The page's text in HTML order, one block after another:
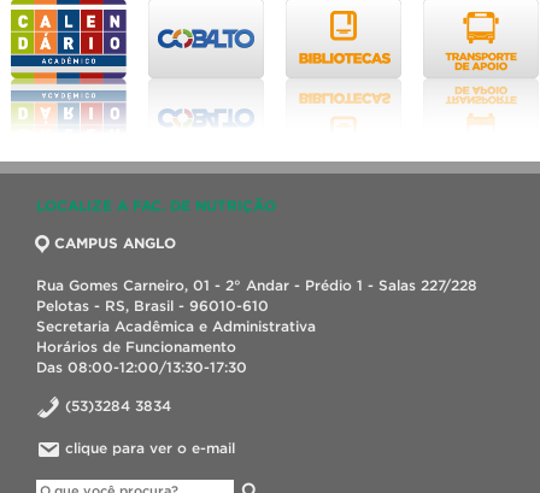
LOCALIZE A FAC. DE NUTRIÇÃO
CAMPUS ANGLO
Rua Gomes Carneiro, 01 - 2° Andar - Prédio 1 - Salas 227/228
Pelotas - RS, Brasil - 96010-610
Secretaria Acadêmica e Administrativa
Horários de Funcionamento
Das 08:00-12:00/13:30-17:30
(53)3284 3834
clique para ver o e-mail